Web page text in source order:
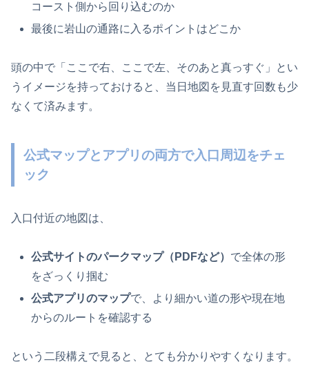
コースト側から回り込むのか
最後に岩山の通路に入るポイントはどこか
頭の中で「ここで右、ここで左、そのあと真っすぐ」とい
うイメージを持っておけると、当日地図を見直す回数も少
なくて済みます。
公式マップとアプリの両方で入口周辺をチェ
ック
入口付近の地図は、
公式サイトのパークマップ（PDFなど） で全体の形
をざっくり掴む
公式アプリのマップで、より細かい道の形や現在地
からのルートを確認する
という二段構えで見ると、とても分かりやすくなります。